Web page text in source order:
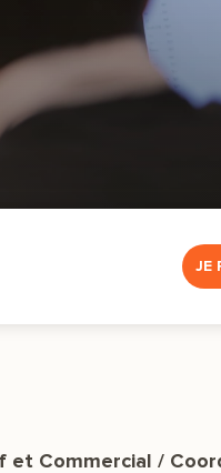
JE
et Commercial /